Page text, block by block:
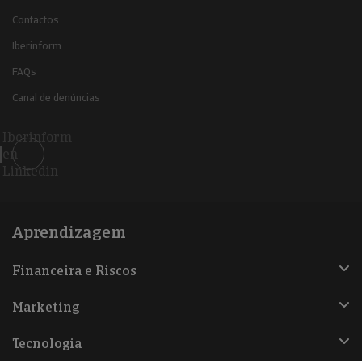
Contactos
Iberinform
FAQs
Canal de denúncias
Iberinform
en
Linkedin
Aprendizagem
Financeira e Riscos
Marketing
Tecnologia